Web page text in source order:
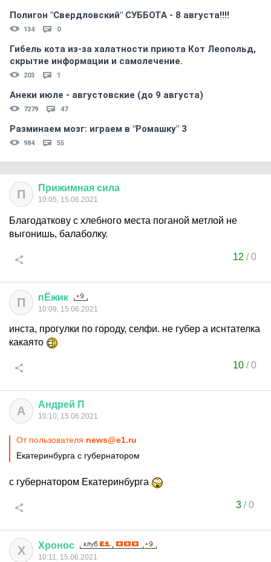
Полигон "Свердловский" СУББОТА - 8 августа!!!!
134 0
Гибель кота из-за халатности приюта Кот Леопольд,
скрытиe информации и самолечение.
203 1
Анеки июле - августовские (до 9 августа)
7279 47
Разминаем мозг: играем в "Ромашку" 3
984 55
П Прижимная сила
10:05, 15.06.2021
Благодаткову с хлебного места поганой метлой не
выгонишь, балаболку.
12 /0
П пЁжик
10:09, 15.06.2021
инста, прогулки по городу, селфи. не губер а иснтателка
какаято
10 /0
А Андрей П
10:10, 15.06.2021
От пользователя news@e1.ru
Екатеринбурга с губернатором
с губернатором Екатеринбурга
3/0
Х Хронос
10:11, 15.06.2021